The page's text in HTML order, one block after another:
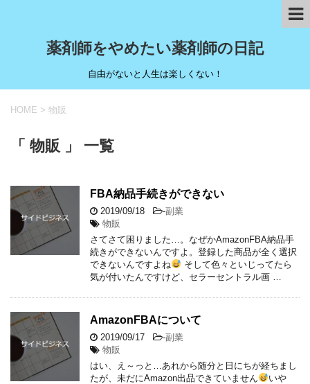
薬剤師をやめたい薬剤師の日記
自由がないと人生は楽しくない！
HOME > 物販
「 物販 」 一覧
FBA納品手続きができない
2019/09/18 -副業
物販
さてさて困りました…。なぜかAmazonFBA納品手
続きができないんですよ。登録した商品が全く選択
できないんですよね
そして色々といじってたら
気が付いたんですけど、セラーセントラル画 …
AmazonFBAについて
2019/09/17 -副業
物販
はい、え～っと…あれから随分と日にちが経ちまし
たが、未だにAmazon出品できていません
いや